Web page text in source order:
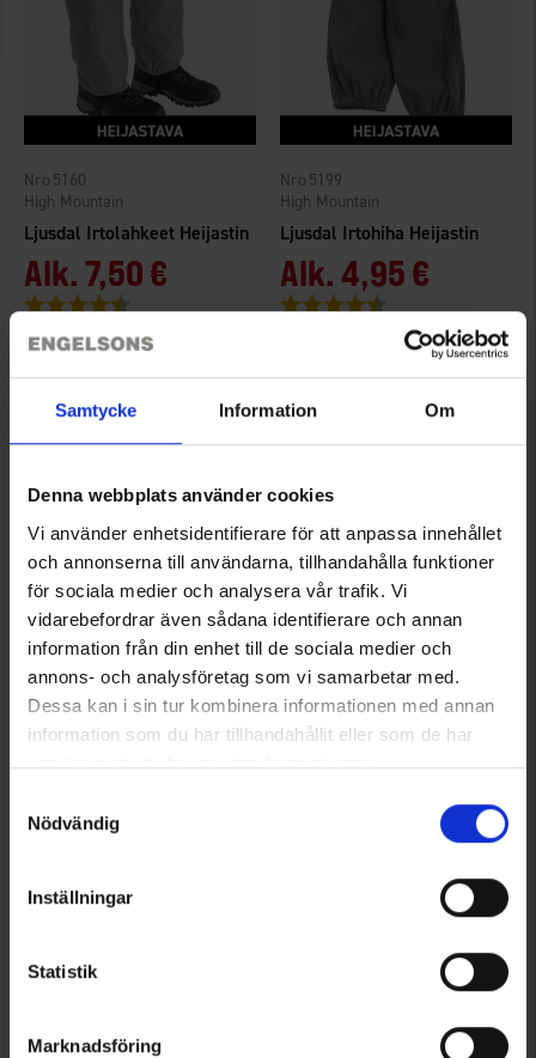
Samtycke Information Om
Denna webbplats använder cookies
Vi använder enhetsidentifierare för att anpassa innehållet
och annonserna till användarna, tillhandahålla funktioner
för sociala medier och analysera vår trafik. Vi
vidarebefordrar även sådana identifierare och annan
information från din enhet till de sociala medier och
annons- och analysföretag som vi samarbetar med.
Dessa kan i sin tur kombinera informationen med annan
information som du har tillhandahållit eller som de har
samlat in när du har använt deras tjänster.
Nödvändig
Inställningar
Statistik
Marknadsföring
Ljusdal Irtolahkeet Heijastin
High Mountain
5160
Alk. 7,50 €
Arvio:
Ljusdal Irtohiha Heijastin
High Mountain
5199
Alk. 4,95 €
Arvio:
Heijastinvaljaat Aikuinen
Briv
2078
Alk.5,95 €
Tuotteet 1–5 kaikkiaan 5:sta